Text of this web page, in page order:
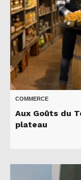
COMMERCE
Aux Goûts du
plateau